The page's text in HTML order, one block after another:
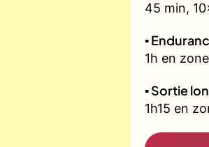
45 min,
▪️
1h en
▪️ Sortie
1h15 en